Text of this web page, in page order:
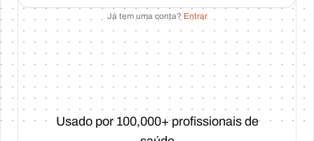
Já tem uma conta? Entrar
Usado por 100,000+ profissionais de